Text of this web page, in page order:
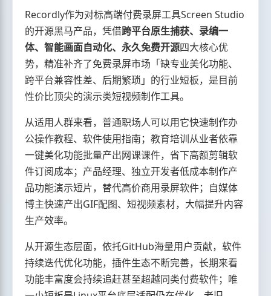
Recordly作为对标高端付费录屏工具Screen Studio
的开源黑马产品，凭借跨平台原生捕获、录编一
体、智能画面自动化、永久免费开源四大核心优
势，精准补齐了免费录屏市场「缺专业美化功能、
跨平台兼容性差、后期繁琐」的行业短板，是目前
性价比顶尖的演示类短视频制作工具。
从适用人群来看，普通职场人可以用它快速制作办
公操作教程、软件使用指南；教育培训从业者依靠
一键美化功能批量产出网课课件，省下高额剪辑软
件订阅成本；产品经理、独立开发者低成本制作产
品功能演示短片，替代高价商用录屏软件；自媒体
博主快速产出GIF配图、短视频素材，大幅提升内容
生产效率。
从开源生态层面，依托GitHub海量用户贡献，软件
持续迭代优化功能，插件生态不断完善，长期来看
功能丰富度会持续追赶甚至超越同类付费软件；唯